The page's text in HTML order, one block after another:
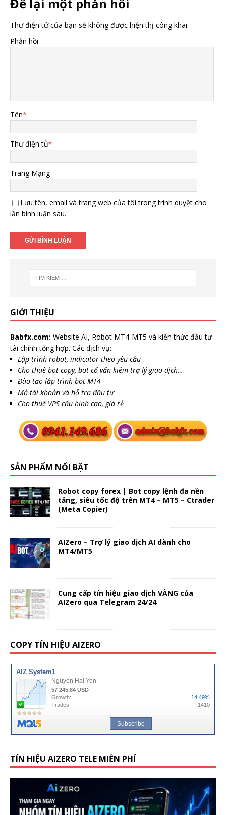
Thư điện tử của bạn sẽ không được hiện thị công khai.
Phản hồi
Tên*
Thư điện tử*
Trang Mạng
Lưu tên, email và trang web của tôi trong trình duyệt cho
lần bình luận sau.
GIỚI THIỆU
Babfx.com: Website AI, Robot MT4-MT5 và kiến thức đầu tư
tài chính tổng hợp. Các dịch vụ:
Lập trình robot, indicator theo yêu cầu
Cho thuê bot copy, bot cố vấn kiêm trợ lý giao dịch…
Đào tạo lập trình bot MT4
Mở tài khoản và hỗ trợ đầu tư
Cho thuê VPS cấu hình cao, giá rẻ
SẢN PHẨM NỔI BẬT
Robot copy forex | Bot copy lệnh đa nền
tảng, siêu tốc độ trên MT4 – MT5 – Ctrader
(Meta Copier)
AIZero – Trợ lý giao dịch AI dành cho
MT4/MT5
Cung cấp tín hiệu giao dịch VÀNG của
AIZero qua Telegram 24/24
COPY TÍN HIỆU AIZERO
TÍN HIỆU AIZERO TELE MIỄN PHÍ